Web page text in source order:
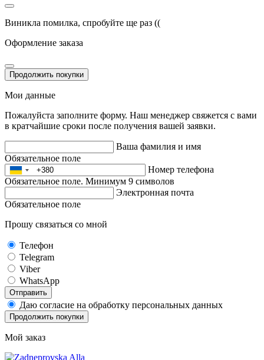
Виникла помилка, спробуйте ще раз ((
Оформление заказа
Продолжить покупки
Мои данные
Пожалуйста заполните форму. Наш менеджер свяжется с вами
в кратчайшие сроки после получения вашей заявки.
Ваша фамилия и имя
Обязательное поле
Номер телефона
Обязательное поле. Минимум 9 символов
Электронная почта
Обязательное поле
Прошу связаться со мной
Телефон
Telegram
Viber
WhatsApp
Отправить
Даю согласие на обработку персональных данных
Продолжить покупки
Мой заказ